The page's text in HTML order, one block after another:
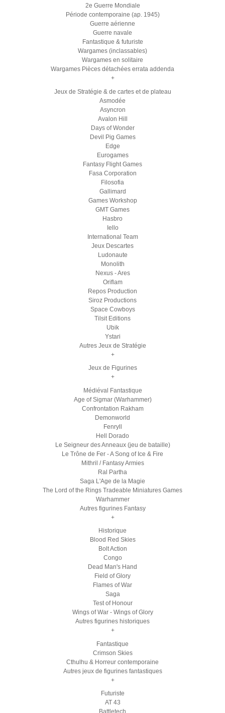
2e Guerre Mondiale
Période contemporaine (ap. 1945)
Guerre aérienne
Guerre navale
Fantastique & futuriste
Wargames (inclassables)
Wargames en solitaire
Wargames Pièces détachées errata addenda
+
Jeux de Stratégie & de cartes et de plateau
Asmodée
Asyncron
Avalon Hill
Days of Wonder
Devil Pig Games
Edge
Eurogames
Fantasy Flight Games
Fasa Corporation
Filosofia
Gallimard
Games Workshop
GMT Games
Hasbro
Iello
International Team
Jeux Descartes
Ludonaute
Monolith
Nexus - Ares
Oriflam
Repos Production
Siroz Productions
Space Cowboys
Tilsit Editions
Ubik
Ystari
Autres Jeux de Stratégie
+
Jeux de Figurines
+
Médiéval Fantastique
Age of Sigmar (Warhammer)
Confrontation Rakham
Demonworld
Fenryll
Hell Dorado
Le Seigneur des Anneaux (jeu de bataille)
Le Trône de Fer - A Song of Ice & Fire
Mithril / Fantasy Armies
Ral Partha
Saga L'Age de la Magie
The Lord of the Rings Tradeable Miniatures Games
Warhammer
Autres figurines Fantasy
+
Historique
Blood Red Skies
Bolt Action
Congo
Dead Man's Hand
Field of Glory
Flames of War
Saga
Test of Honour
Wings of War - Wings of Glory
Autres figurines historiques
+
Fantastique
Crimson Skies
Cthulhu & Horreur contemporaine
Autres jeux de figurines fantastiques
+
Futuriste
AT 43
Battletech